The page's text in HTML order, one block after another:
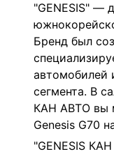
"GENESIS" —
Бренд был
автомобилей
сегмента. В
КАН АВТО вы
Genesis G70
"GENESIS